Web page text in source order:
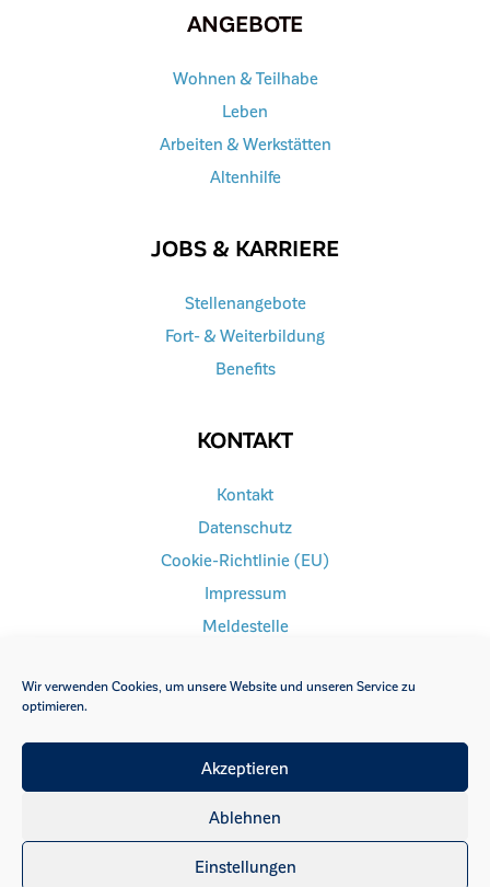
Wir verwenden Cookies, um unsere Website und unseren Service zu
optimieren.
Akzeptieren
Ablehnen
Einstellungen
ANGEBOTE
Wohnen & Teilhabe
Leben
Arbeiten & Werkstätten
Altenhilfe
JOBS & KARRIERE
Stellenangebote
Fort- & Weiterbildung
Benefits
KONTAKT
Kontakt
Datenschutz
Cookie-Richtlinie (EU)
Impressum
Meldestelle
YOUTUBE